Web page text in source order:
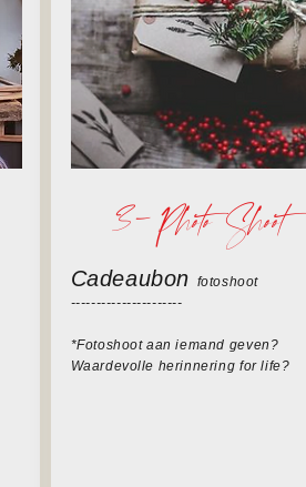
3-Photo Shoot
Cadeaubon fotoshoot
----------------------
*Fotoshoot aan iemand geven?
Waardevolle herinnering for life?